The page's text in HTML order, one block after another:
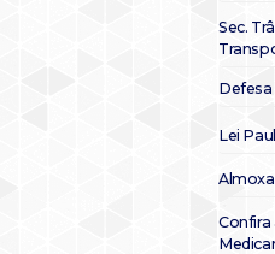
Sec.
Defesa
Lei
Confira